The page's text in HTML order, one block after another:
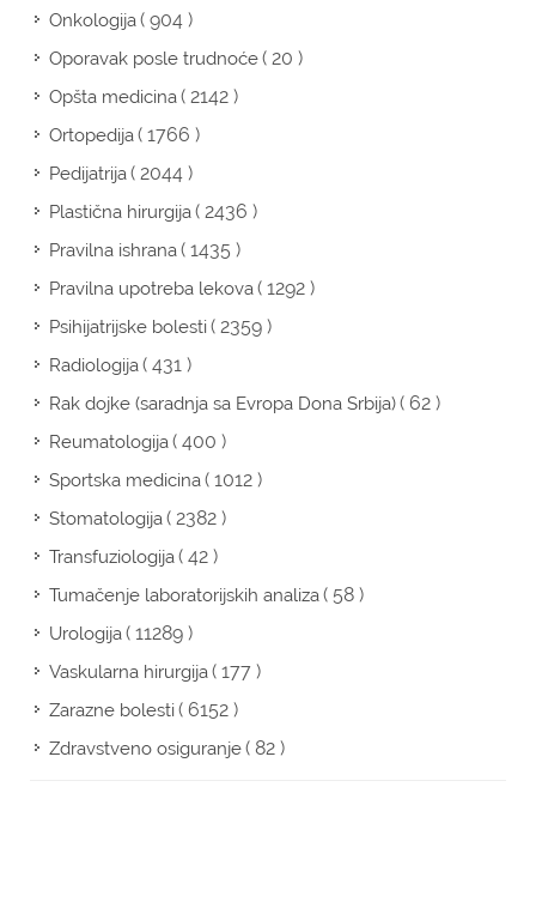
Onkologija( 904 )
Oporavak posle trudnoće( 20 )
Opšta medicina( 2142 )
Ortopedija( 1766 )
Pedijatrija( 2044 )
Plastična hirurgija( 2436 )
Pravilna ishrana( 1435 )
Pravilna upotreba lekova( 1292 )
Psihijatrijske bolesti( 2359 )
Radiologija( 431 )
Rak dojke (saradnja sa Evropa Dona Srbija)( 62 )
Reumatologija( 400 )
Sportska medicina( 1012 )
Stomatologija( 2382 )
Transfuziologija( 42 )
Tumačenje laboratorijskih analiza( 58 )
Urologija( 11289 )
Vaskularna hirurgija( 177 )
Zarazne bolesti( 6152 )
Zdravstveno osiguranje( 82 )